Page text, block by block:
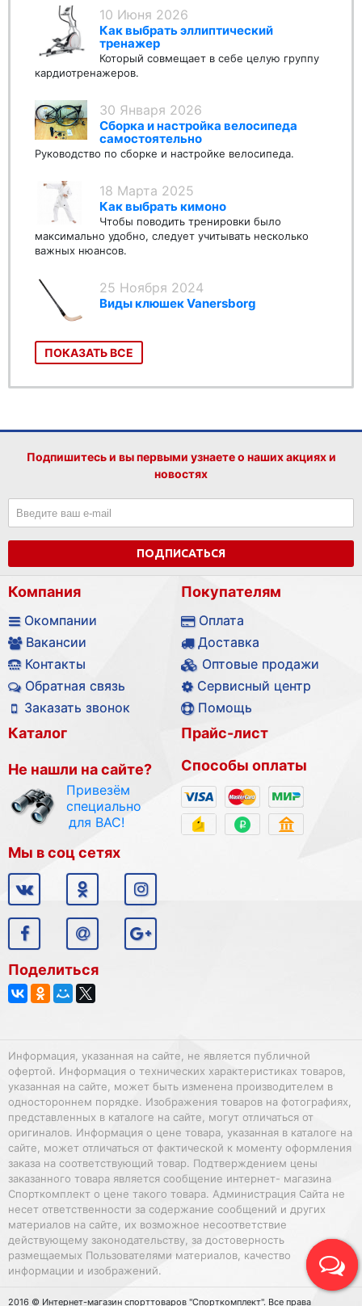
10 Июня 2026
Как выбрать эллиптический
тренажер
Который совмещает в себе целую группу
кардиотренажеров.
30 Января 2026
Сборка и настройка велосипеда
самостоятельно
Руководство по сборке и настройке велосипеда.
18 Марта 2025
Как выбрать кимоно
Чтобы поводить тренировки было
максимально удобно, следует учитывать несколько
важных нюансов.
25 Ноября 2024
Виды клюшек Vanersborg
ПОКАЗАТЬ ВСЕ
Подпишитесь и вы первыми узнаете о наших акциях и
новостях
ПОДПИСАТЬСЯ
Компания
Окомпании
Вакансии
Контакты
Обратная связь
Заказать звонок
Покупателям
Оплата
Доставка
Оптовые продажи
Сервисный центр
Помощь
Каталог
Не нашли на сайте?
Привезём
специально
для ВАС!
Прайс-лист
Способы оплаты
Мы в соц сетях
Поделиться
Информация, указанная на сайте, не является публичной
офертой. Информация о технических характеристиках товаров,
указанная на сайте, может быть изменена производителем в
одностороннем порядке. Изображения товаров на фотографиях,
представленных в каталоге на сайте, могут отличаться от
оригиналов. Информация о цене товара, указанная в каталоге на
сайте, может отличаться от фактической к моменту оформления
заказа на соответствующий товар. Подтверждением цены
заказанного товара является сообщение интернет- магазина
Спорткомплект о цене такого товара. Администрация Сайта не
несет ответственности за содержание сообщений и других
материалов на сайте, их возможное несоответствие
действующему законодательству, за достоверность
размещаемых Пользователями материалов, качество
информации и изображений.
2016 © Интернет-магазин спорттоваров "Спорткомплект". Все права